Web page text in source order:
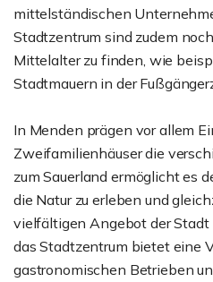
mittelständischen
Stadtzentrum sind zudem
Mittelalter zu finden, wie
Stadtmauern in der
In Menden prägen vor allem
Zweifamilienhäuser die
zum Sauerland ermöglicht es
die Natur zu erleben und
vielfältigen Angebot der Stadt
das Stadtzentrum bietet eine
gastronomischen Betrieben